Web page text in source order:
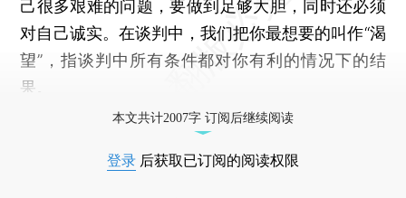
己很多艰难的问题，要做到足够大胆，同时还必须
对自己诚实。在谈判中，我们把你最想要的叫作“渴
望”，指谈判中所有条件都对你有利的情况下的结
果。
本文共计2007字 订阅后继续阅读
登录 后获取已订阅的阅读权限